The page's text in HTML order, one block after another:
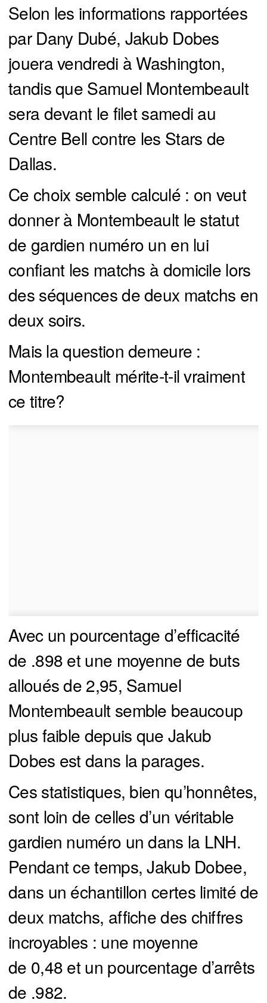
Selon les informations rapportées
par Dany Dubé, Jakub Dobes
jouera vendredi à Washington,
tandis que Samuel Montembeault
sera devant le filet samedi au
Centre Bell contre les Stars de
Dallas.
Ce choix semble calculé : on veut
donner à Montembeault le statut
de gardien numéro un en lui
confiant les matchs à domicile lors
des séquences de deux matchs en
deux soirs.
Mais la question demeure :
Montembeault mérite-t-il vraiment
ce titre?
Avec un pourcentage d’efficacité
de .898 et une moyenne de buts
alloués de 2,95, Samuel
Montembeault semble beaucoup
plus faible depuis que Jakub
Dobes est dans la parages.
Ces statistiques, bien qu’honnêtes,
sont loin de celles d’un véritable
gardien numéro un dans la LNH.
Pendant ce temps, Jakub Dobee,
dans un échantillon certes limité de
deux matchs, affiche des chiffres
incroyables : une moyenne
de 0,48 et un pourcentage d’arrêts
de .982.